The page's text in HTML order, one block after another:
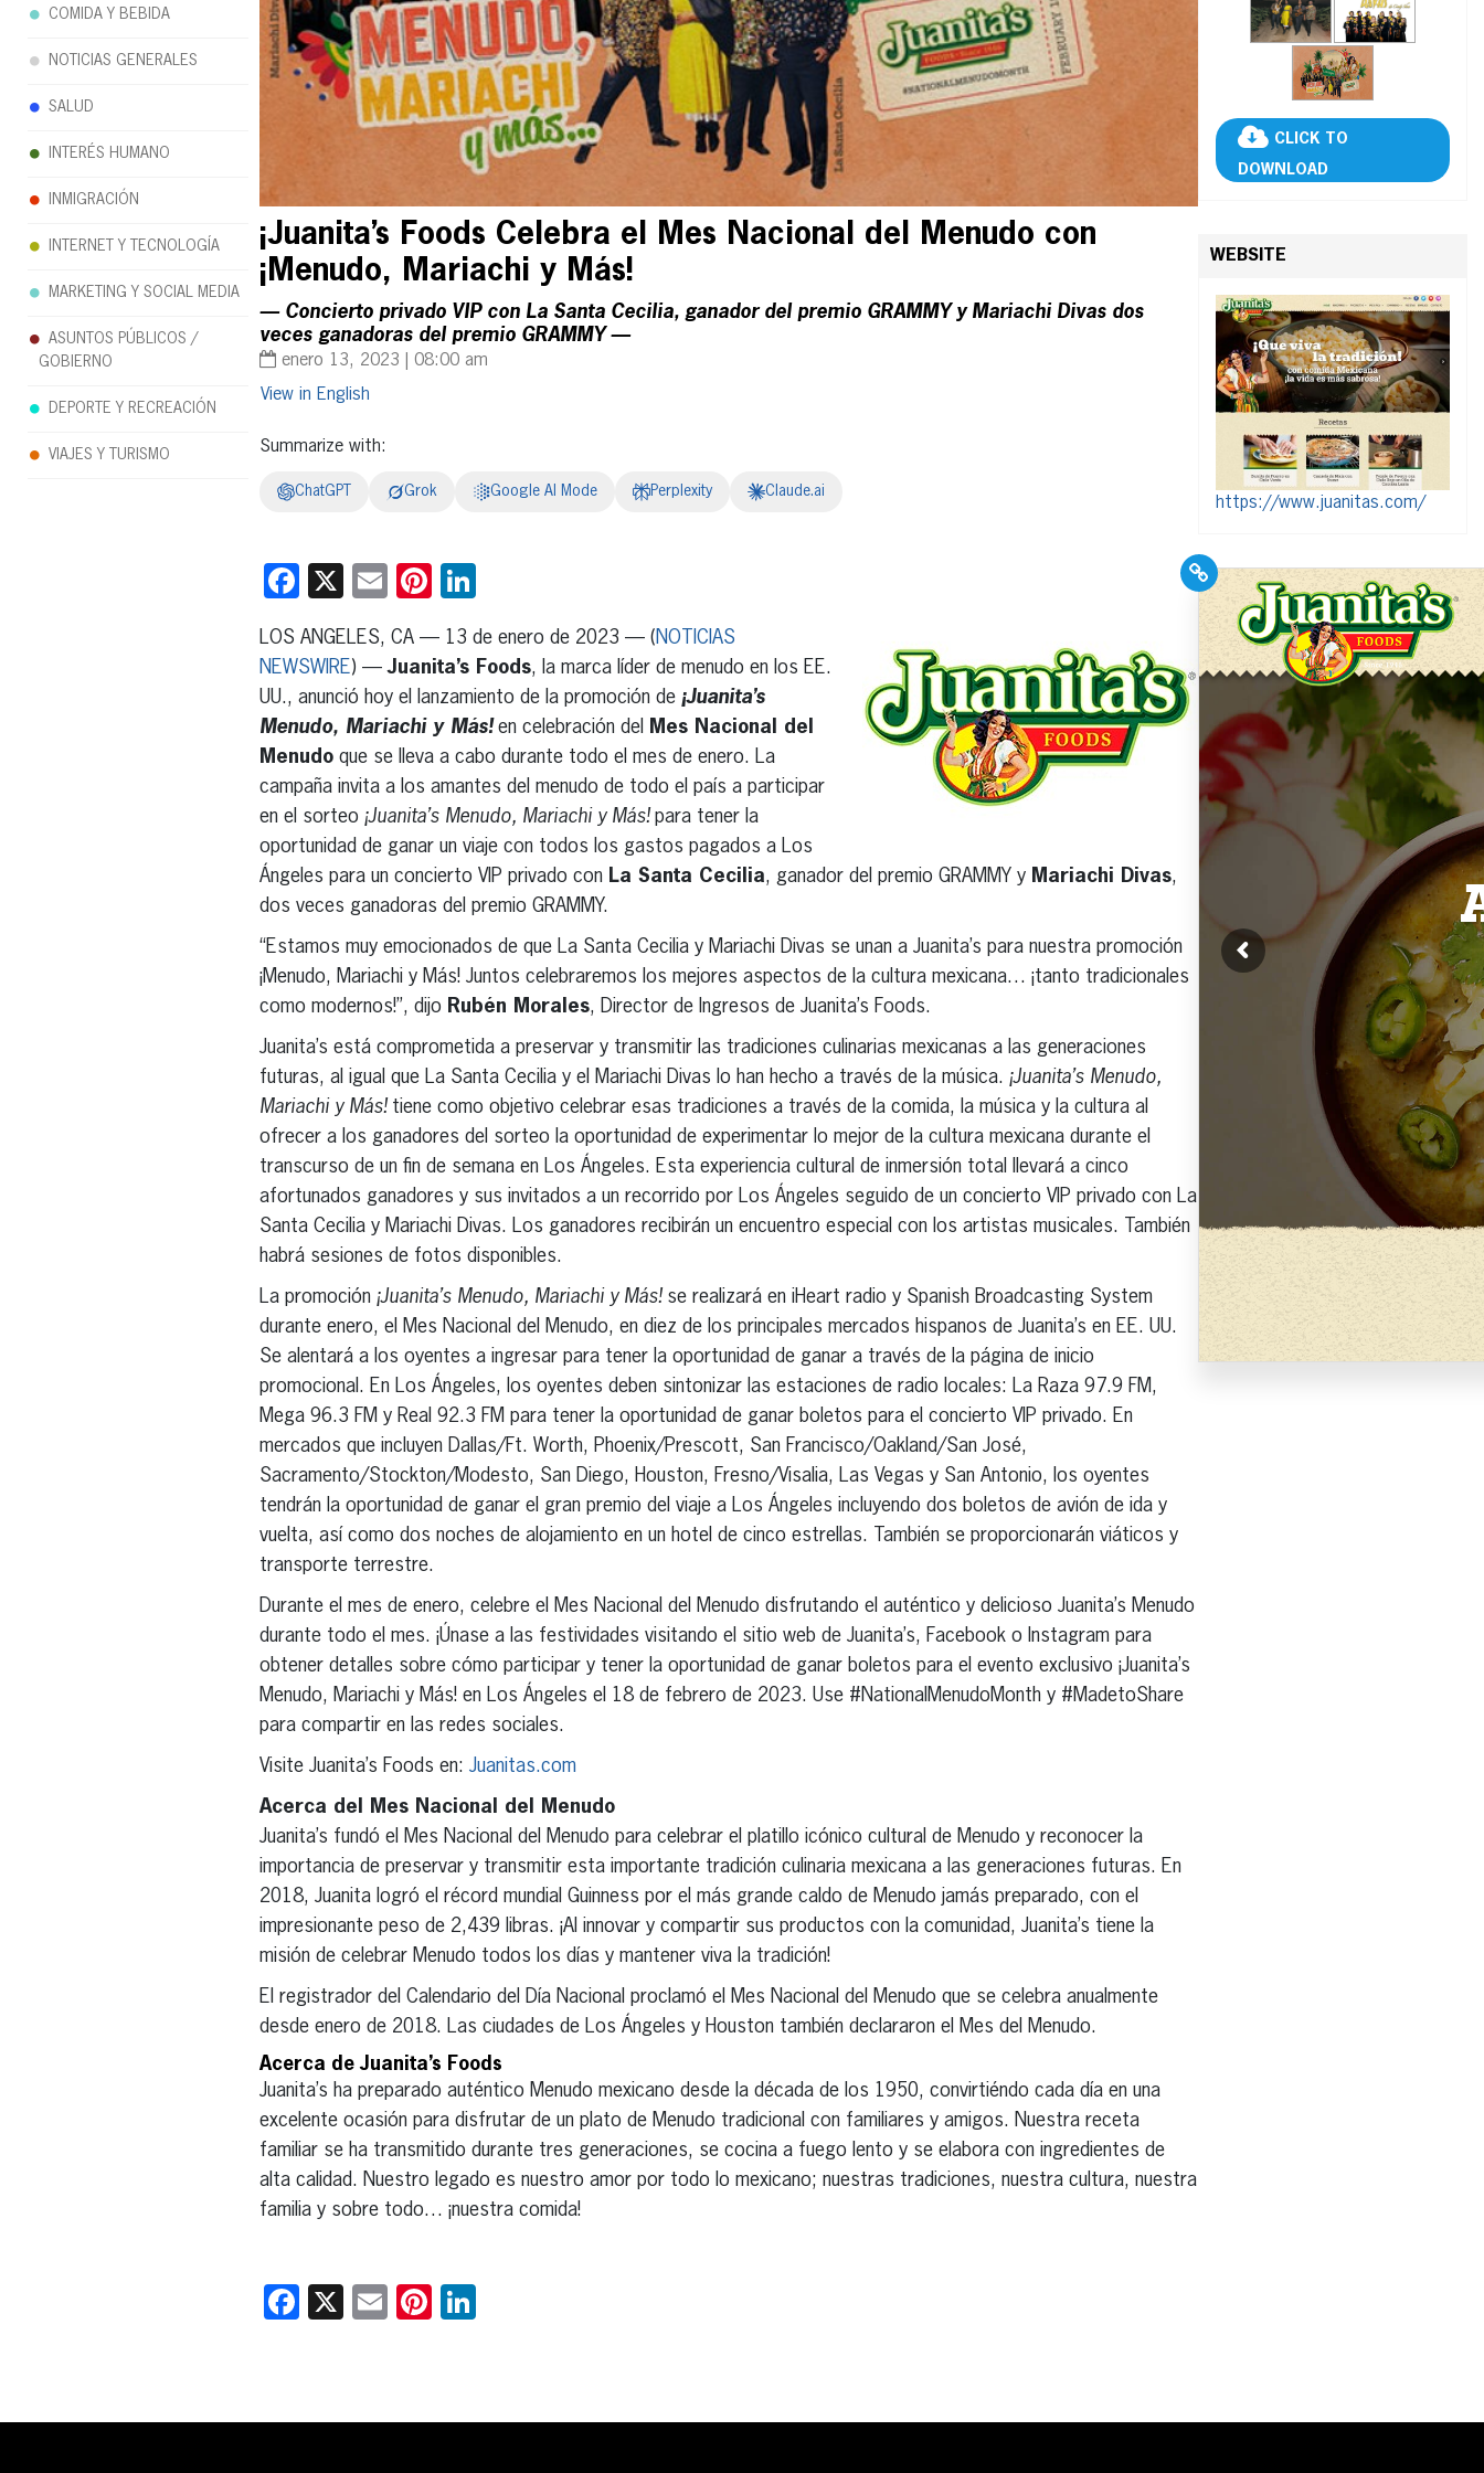
¡Juanita’s Foods Celebra el Mes Nacional del Menudo con
¡Menudo, Mariachi y Más!
— Concierto privado VIP con La Santa Cecilia, ganador del premio GRAMMY y Mariachi Divas dos
veces ganadoras del premio GRAMMY —
enero 13, 2023 | 08:00 am
English
Summarize with:
ChatGPT Grok Google AI Mode Perplexity Claude.ai
Facebook
X EmailPinterest
LOS ANGELES, CA — 13 de enero de 2023 — (NOTICIAS
NEWSWIRE) —Juanita’s Foods, la marca líder de menudo en los EE.
UU., anunció hoy el lanzamiento de la promoción de ¡Juanita’s
Menudo, Mariachi y Más!en celebración del
Mes Nacional del
Menudoque se lleva a cabo durante todo el mes de enero. La
campaña invita a los amantes del menudo de todo el país a participar
en el sorteo ¡Juanita’s Menudo, Mariachi y Más!para tener la
oportunidad de ganar un viaje con todos los gastos pagados a Los
Ángeles para un concierto VIP privado con La Santa Cecilia, ganador del premio GRAMMY y Mariachi Divas,
dos veces ganadoras del premio GRAMMY.
“Estamos muy emocionados de que La Santa Cecilia y Mariachi Divas se unan a Juanita’s para nuestra promoción
¡Menudo, Mariachi y Más! Juntos celebraremos los mejores aspectos de la cultura mexicana… ¡tanto tradicionales
como modernos!”, dijo Rubén Morales, Director de Ingresos de Juanita’s Foods.
Juanita’s está comprometida a preservar y transmitir las tradiciones culinarias mexicanas a las generaciones
futuras, al igual que La Santa Cecilia y el Mariachi Divas lo han hecho a través de la música. ¡Juanita’s Menudo,
Mariachi y Más!tiene como objetivo celebrar esas tradiciones a través de la comida, la música y la cultura al
ofrecer a los ganadores del sorteo la oportunidad de experimentar lo mejor de la cultura mexicana durante el
transcurso de un fin de semana en Los Ángeles. Esta experiencia cultural de inmersión total llevará a cinco
afortunados ganadores y sus invitados a un recorrido por Los Ángeles seguido de un concierto VIP privado con La
Santa Cecilia y Mariachi Divas. Los ganadores recibirán un encuentro especial con los artistas musicales. También
habrá sesiones de fotos disponibles.
La promoción ¡Juanita’s Menudo, Mariachi y Más!se realizará en iHeart radio y Spanish Broadcasting System
durante enero, el Mes Nacional del Menudo, en diez de los principales mercados hispanos de Juanita’s en EE. UU.
Se alentará a los oyentes a ingresar para tener la oportunidad de ganar a través de la página de inicio
promocional. En Los Ángeles, los oyentes deben sintonizar las estaciones de radio locales: La Raza 97.9 FM,
Mega 96.3 FM y Real 92.3 FM para tener la oportunidad de ganar boletos para el concierto VIP privado. En
mercados que incluyen Dallas/Ft. Worth, Phoenix/Prescott, San Francisco/Oakland/San José,
Sacramento/Stockton/Modesto, San Diego, Houston, Fresno/Visalia, Las Vegas y San Antonio, los oyentes
tendrán la oportunidad de ganar el gran premio del viaje a Los Ángeles incluyendo dos boletos de avión de ida y
vuelta, así como dos noches de alojamiento en un hotel de cinco estrellas. También se proporcionarán viáticos y
transporte terrestre.
Durante el mes de enero, celebre el Mes Nacional del Menudo disfrutando el auténtico y delicioso Juanita’s Menudo
durante todo el mes. ¡Únase a las festividades visitando el sitio web de Juanita’s, Facebook o Instagram para
obtener detalles sobre cómo participar y tener la oportunidad de ganar boletos para el evento exclusivo ¡Juanita’s
Menudo, Mariachi y Más! en Los Ángeles el 18 de febrero de 2023. Use #NationalMenudoMonth y #MadetoShare
para compartir en las redes sociales.
Visite Juanita’s Foods en: Juanitas.com
Acerca del Mes Nacional del Menudo
Juanita’s fundó el Mes Nacional del Menudo para celebrar el platillo icónico cultural de Menudo y reconocer la
importancia de preservar y transmitir esta importante tradición culinaria mexicana a las generaciones futuras. En
2018, Juanita logró el récord mundial Guinness por el más grande caldo de Menudo jamás preparado, con el
impresionante peso de 2,439 libras. ¡Al innovar y compartir sus productos con la comunidad, Juanita’s tiene la
misión de celebrar Menudo todos los días y mantener viva la tradición!
El registrador del Calendario del Día Nacional proclamó el Mes Nacional del Menudo que se celebra anualmente
desde enero de 2018. Las ciudades de Los Ángeles y Houston también declararon el Mes del Menudo.
Acerca de Juanita’s Foods
Juanita’s ha preparado auténtico Menudo mexicano desde la década de los 1950, convirtiéndo cada día en una
excelente ocasión para disfrutar de un plato de Menudo tradicional con familiares y amigos. Nuestra receta
familiar se ha transmitido durante tres generaciones, se cocina a fuego lento y se elabora con ingredientes de
alta calidad. Nuestro legado es nuestro amor por todo lo mexicano; nuestras tradiciones, nuestra cultura, nuestra
familia y sobre todo… ¡nuestra comida!
Facebook
X EmailPinterest
CLICK TO
DOWNLOAD
WEBSITE
https://www.juanitas.com/
PR Pros: Unleash your
Hispanic PR
excellence with our
Trade Journal +
Weekly Newsletter!
Click here to subscribe and
receive the latest industry
news, professional
development tips, webinars,
and more!
COMIDA Y BEBIDA
NOTICIAS GENERALES
SALUD
INTERÉS HUMANO
INMIGRACIÓN
INTERNET Y TECNOLOGÍA
MARKETING Y SOCIAL MEDIA
ASUNTOS PÚBLICOS /
GOBIERNO
DEPORTE Y RECREACIÓN
VIAJES Y TURISMO